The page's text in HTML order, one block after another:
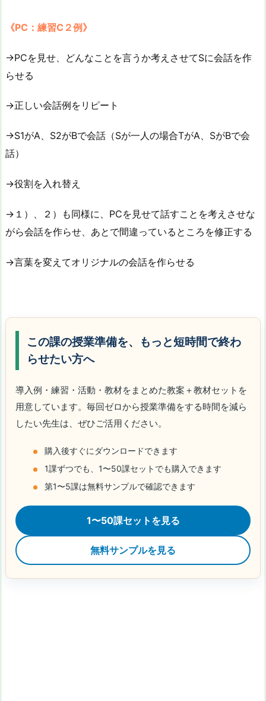
《PC：練習C２例》
→PCを見せ、どんなことを言うか考えさせてSに会話を作
らせる
→正しい会話例をリピート
→S1がA、S2がBで会話（Sが一人の場合TがA、SがBで会
話）
→役割を入れ替え
→１）、２）も同様に、PCを見せて話すことを考えさせな
がら会話を作らせ、あとで間違っているところを修正する
→言葉を変えてオリジナルの会話を作らせる
この課の授業準備を、もっと短時間で終わ
らせたい方へ
導入例・練習・活動・教材をまとめた教案＋教材セットを
用意しています。毎回ゼロから授業準備をする時間を減ら
したい先生は、ぜひご活用ください。
購入後すぐにダウンロードできます
1課ずつでも、1〜50課セットでも購入できます
第1〜5課は無料サンプルで確認できます
1〜50課セットを見る
無料サンプルを見る